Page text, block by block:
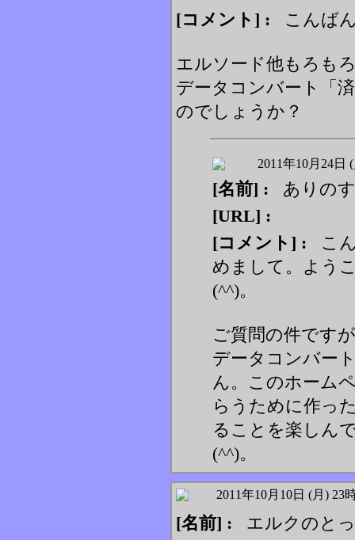
[コメント] : こんば
エルソード他もろも
データコンバート「
のでしょうか？
2011年10月24日
[名前] : ありのす
[URL] :
[コメント] : こ
めまして。よう
(^^)。
ご質問の件です
データコンバー
ん。このホーム
らうために作っ
ることを楽しん
(^^)。
2011年10月10日 (月) 23
[名前] : エルクのと